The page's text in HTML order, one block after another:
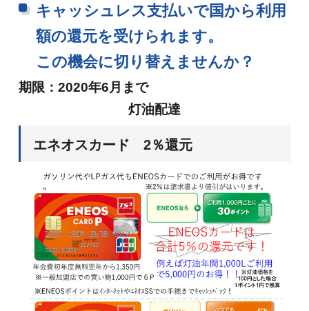
キャッシュレス支払いで国から利用
額の還元を受けられます。
この機会に切り替えませんか？
期限：2020年6月まで
灯油配達
エネオスカード 2％還元